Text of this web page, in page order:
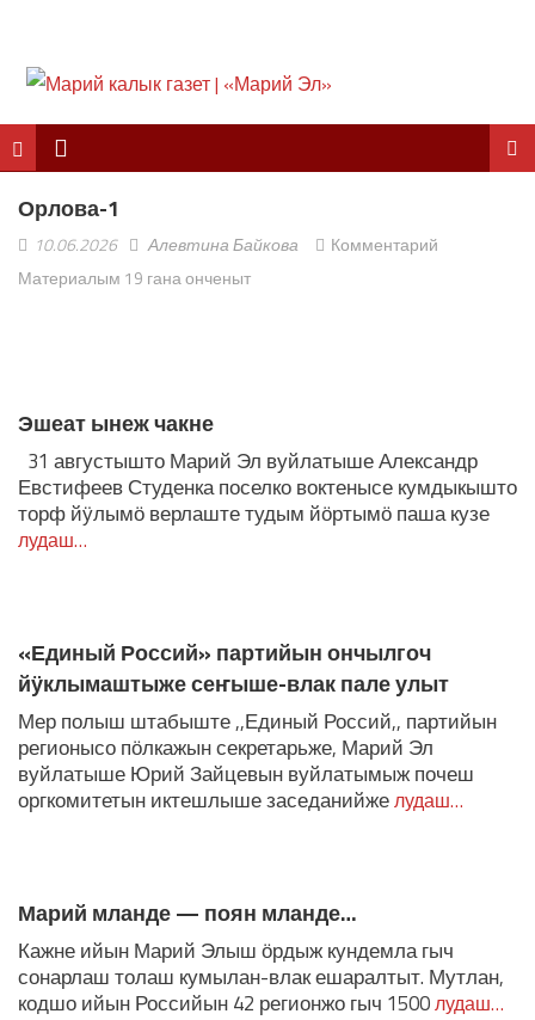
Орлова-1
10.06.2026 Алевтина Байкова
Комментарий
Материалым 19 гана онченыт
Эшеат ынеж чакне
31 августышто Марий Эл вуйлатыше Александр
Евстифеев Студенка поселко воктенысе кумдыкышто
торф йӱлымӧ верлаште тудым йӧртымӧ паша кузе
лудаш…
«Единый Россий» партийын ончылгоч
йӱклымаштыже сеҥыше-влак пале улыт
Мер полыш штабыште ,,Единый Россий,, партийын
регионысо пӧлкажын секретарьже, Марий Эл
вуйлатыше Юрий Зайцевын вуйлатымыж почеш
оргкомитетын иктешлыше заседанийжелудаш…
Марий мланде — поян мланде…
Кажне ийын Марий Элыш ӧрдыж кундемла гыч
сонарлаш толаш кумылан-влак ешаралтыт. Мутлан,
кодшо ийын Российын 42 регионжо гыч 1500лудаш…